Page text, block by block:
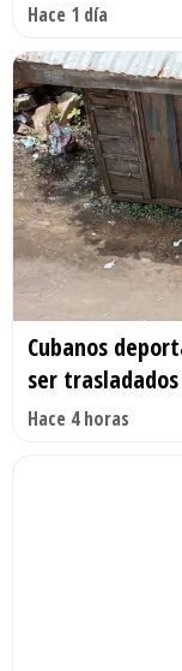
Hace 1 día
Cubanos
ser
Hace 4 horas